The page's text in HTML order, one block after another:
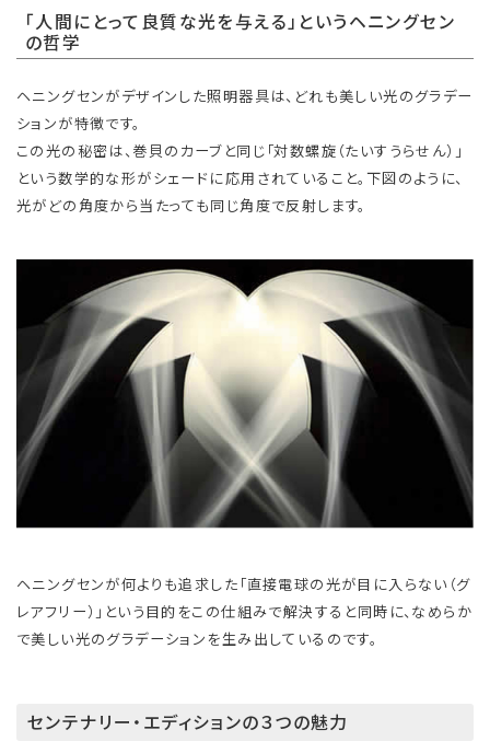
「人間にとって良質な光を与える」というヘニングセン
の哲学
ヘニングセンがデザインした照明器具は、どれも美しい光のグラデー
ションが特徴です。
この光の秘密は、巻貝のカーブと同じ「対数螺旋（たいすうらせん）」
という数学的な形がシェードに応用されていること。下図のように、
光がどの角度から当たっても同じ角度で反射します。
ヘニングセンが何よりも追求した「直接電球の光が目に入らない（グ
レアフリー）」という目的をこの仕組みで解決すると同時に、なめらか
で美しい光のグラデーションを生み出しているのです。
センテナリー・エディションの３つの魅力